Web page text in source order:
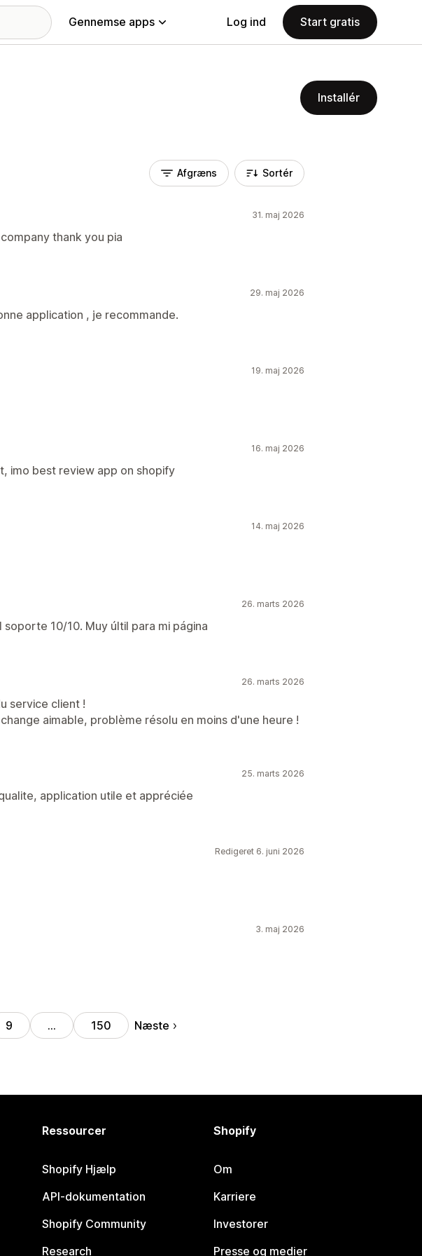
Gennemse apps Log ind Start gratis
Installér
Afgræns Sortér
31. maj 2026
thank you pia
29. maj 2026
application , je recommande.
19. maj 2026
16. maj 2026
imo best review app on shopify
14. maj 2026
26. marts 2026
soporte 10/10. Muy últil para mi página
26. marts 2026
service client !
aimable, problème résolu en moins d'une heure !
25. marts 2026
application utile et appréciée
Redigeret 6. juni 2026
3. maj 2026
9 … 150 Næste
Ressourcer
Shopify Hjælp
API-dokumentation
Shopify Community
Research
Shopify
Om
Karriere
Investorer
Presse og medier